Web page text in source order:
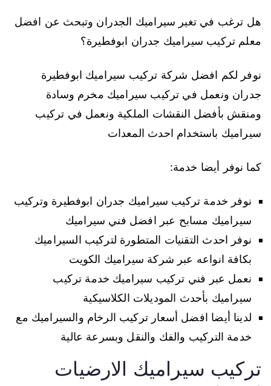
هل ترغب في تغير سيراميك الجدران وتبحث عن افضل
معلم تركيب سيراميك جدران ابوفطيرة؟
نوفر لكم افضل شركة تركيب سيراميك ابوفطيرة
جدران ونعمل في تركيب سيراميك مخرم وسادة
ومنقش بأفضل النقشات الملكية ونعمل في تركيب
سيراميك باستخدام احدث المعدات
كما نوفر أيضا خدمة:
نوفر خدمة تركيب سيراميك جدران ابوفطيرة وتركيب
سيراميك مسابح عبر افضل فني سيراميك
نوفر احدث التقنيات المتطورة لتركيب السيراميك
بكافة انواعه عبر شركة سيراميك الكويت
نعمل عبر فني تركيب سيراميك خدمة تركيب
سيراميك بأحدث الموديلات الكلاسيكية
لدينا أيضا افضل أسعار تركيب الرخام والسيراميك مع
خدمة التركيب والفك والنقل وبسرعة عالية
تركيب سيراميك الارضيات